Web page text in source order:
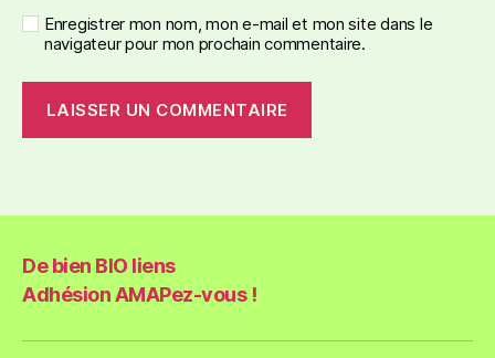
Enregistrer mon nom, mon e-mail et mon site dans le
navigateur pour mon prochain commentaire.
De bien BIO liens
Adhésion AMAPez-vous !